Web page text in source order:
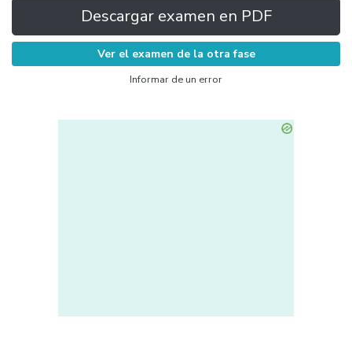
Descargar examen en PDF
Ver el examen de la otra fase
Informar de un error